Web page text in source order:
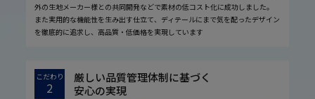
外の生地メーカー様との共同開発などで素材の低コスト化に成功しました。
また実用的な機能性を生み出す仕立て、ディテールにまで気を配ったデザイン
を徹底的に追求し、高品質・低価格を実現しています
こだわり
2
厳しい品質管理体制に基づく
安心の実現